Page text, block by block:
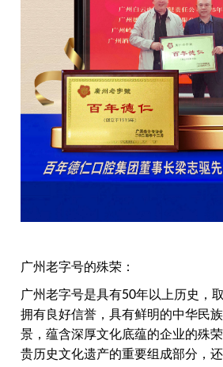
广州老字号的殊荣：
广州老字号是具有50年以上历史，
拥有良好信誉，具有鲜明的中华民
景，蕴含深厚文化底蕴的企业的殊
贵历史文化遗产的重要组成部分，